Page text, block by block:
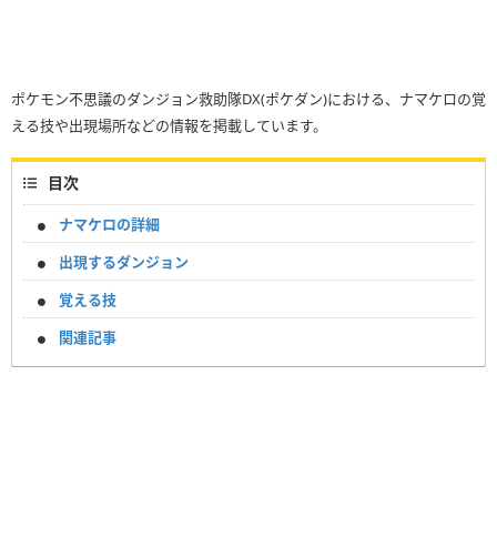
ポケモン不思議のダンジョン救助隊DX(ポケダン)における、ナマケロの覚
える技や出現場所などの情報を掲載しています。
目次
ナマケロの詳細
出現するダンジョン
覚える技
関連記事